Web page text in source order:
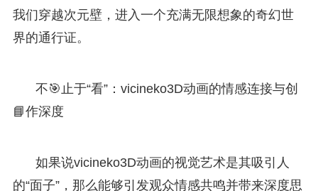
我们穿越次元壁，进入一个充满无限想象的奇幻世
界的通行证。
不🎯止于“看”：vicineko3D动画的情感连接与创
📘作深度
如果说vicineko3D动画的视觉艺术是其吸引人
的“面子”，那么能够引发观众情感共鸣并带来深度思